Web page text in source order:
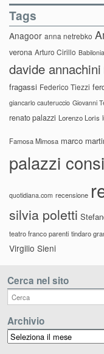
Tags
Anagoor anna netrebko
verona Arturo Cirillo
davide annachini
fragassi Federico Tiezzi
giancarlo cauteruccio Giovanni
renato palazzi Lorenzo Loris
Famosa Mimosa marco
palazzi
quotidiana.com recensione
silvia poletti
teatro franco parenti tindaro
Virgilio Sieni
Cerca nel sito
Archivio
Archivio